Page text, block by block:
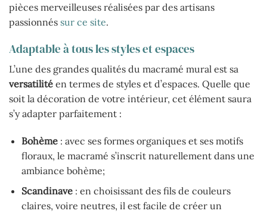
pièces merveilleuses réalisées par des artisans
passionnés sur ce site.
Adaptable à tous les styles et espaces
L’une des grandes qualités du macramé mural est sa
versatilité en termes de styles et d’espaces. Quelle que
soit la décoration de votre intérieur, cet élément saura
s’y adapter parfaitement :
Bohème: avec ses formes organiques et ses motifs
floraux, le macramé s’inscrit naturellement dans une
ambiance bohème;
Scandinave: en choisissant des fils de couleurs
claires, voire neutres, il est facile de créer un